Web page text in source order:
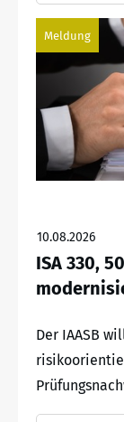
Meldung
10.08.2026
ISA 330,
Der IAASB